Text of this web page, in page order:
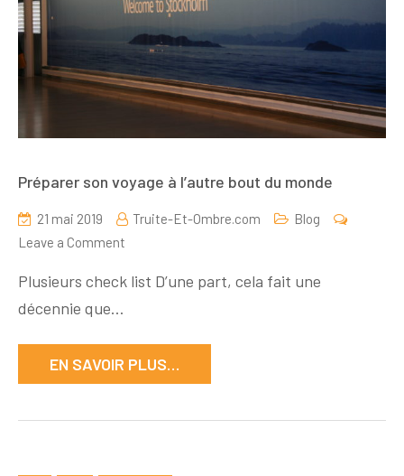
Préparer son voyage à l’autre bout du monde
21 mai 2019 Truite-Et-Ombre.com
Blog
Leave a Comment
son
l’autre
bout
Plusieurs check list D’une part, cela fait une
décennie que…
EN SAVOIR PLUS…